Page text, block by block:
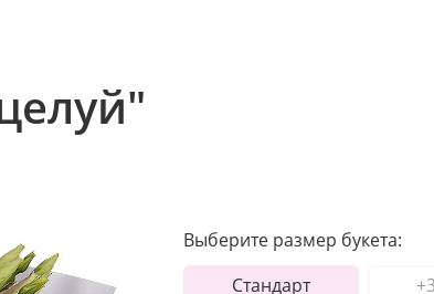
Выберите размер букета:
Стандарт